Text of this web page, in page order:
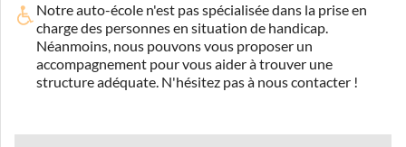
Notre auto-école n'est pas spécialisée dans la prise en
charge des personnes en situation de handicap.
Néanmoins, nous pouvons vous proposer un
accompagnement pour vous aider à trouver une
structure adéquate. N'hésitez pas à nous contacter !